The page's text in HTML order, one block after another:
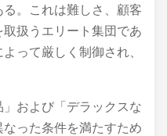
。これは難しさ、顧客
扱うエリート集団であ
って厳しく制御され、
および「デラックスな
った条件を満たすため